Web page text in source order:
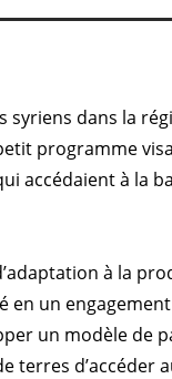
syriens dans la
programme
accédaient à la
à la
en un
un modèle de
d’accéder